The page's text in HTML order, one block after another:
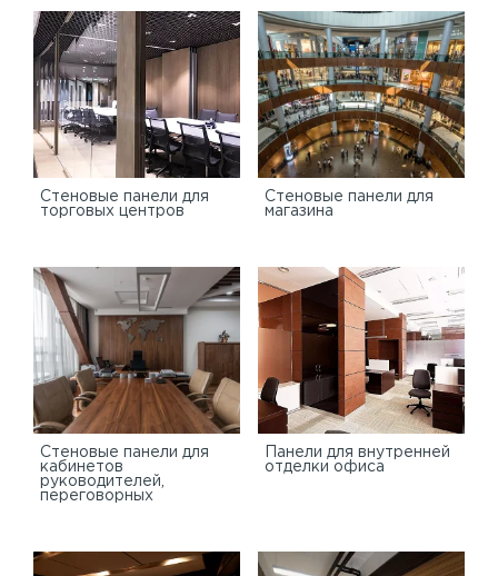
Cтеновые панели для
торговых центров
Стеновые панели для
магазина
Стеновые панели для
кабинетов
руководителей,
переговорных
Панели для внутренней
отделки офиса